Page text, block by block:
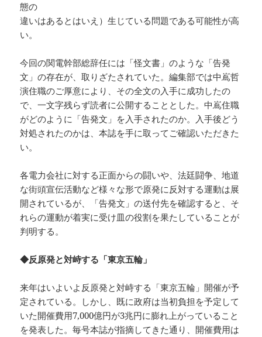
態の
違いはあるとはいえ）生じている問題である可能性が高
い。
今回の関電幹部総辞任には「怪文書」のような「告発
文」の存在が、取りざたされていた。編集部では中嶌哲
演住職のご厚意により、その全文の入手に成功したの
で、一文字残らず読者に公開することとした。中嶌住職
がどのように「告発文」を入手されたのか。入手後どう
対処されたのかは、本誌を手に取ってご確認いただきた
い。
各電力会社に対する正面からの闘いや、法廷闘争、地道
な街頭宣伝活動など様々な形で原発に反対する運動は展
開されているが、「告発文」の送付先を確認すると、そ
れらの運動が着実に受け皿の役割を果たしていることが
判明する。
◆反原発と対峙する「東京五輪」
来年はいよいよ反原発と対峙する「東京五輪」開催が予
定されている。しかし、既に政府は当初負担を予定して
いた開催費用7,000億円が3兆円に膨れ上がっていること
を発表した。毎号本誌が指摘してきた通り、開催費用は